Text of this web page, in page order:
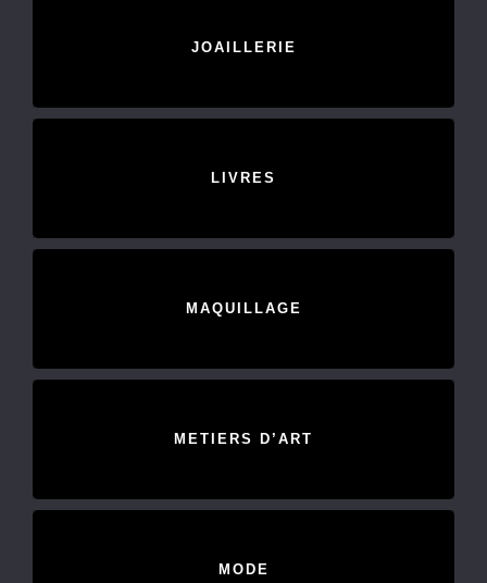
JOAILLERIE
LIVRES
MAQUILLAGE
METIERS D’ART
MODE